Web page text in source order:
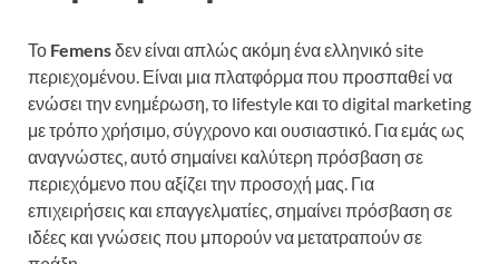
Το Femensδεν είναι απλώς ακόμη ένα ελληνικό site
περιεχομένου. Είναι μια πλατφόρμα που προσπαθεί να
ενώσει την ενημέρωση, το lifestyle και το digital marketing
με τρόπο χρήσιμο, σύγχρονο και ουσιαστικό. Για εμάς ως
αναγνώστες, αυτό σημαίνει καλύτερη πρόσβαση σε
περιεχόμενο που αξίζει την προσοχή μας. Για
επιχειρήσεις και επαγγελματίες, σημαίνει πρόσβαση σε
ιδέες και γνώσεις που μπορούν να μετατραπούν σε